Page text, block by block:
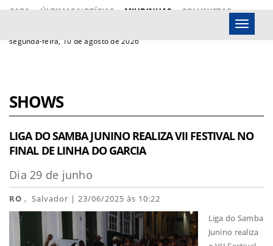
CAPA ÚLTIMAS NOTÍCIAS MIUDINHAS
COLUNISTAS
segunda-feira, 10 de agosto de 2026
Menu
SHOWS
LIGA DO SAMBA JUNINO REALIZA VII FESTIVAL NO
FINAL DE LINHA DO GARCIA
Dia 29 de junho
RO , Salvador | 23/06/2025 às 10:22
Liga do Samba
Junino realiza